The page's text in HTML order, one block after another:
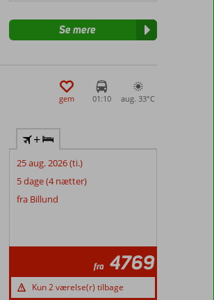
Se mere
gem 01:10 aug. 33°C
+
25 aug. 2026 (ti.)
5 dage (4 nætter)
fra Billund
fra 4769
Kun 2 værelse(r) tilbage